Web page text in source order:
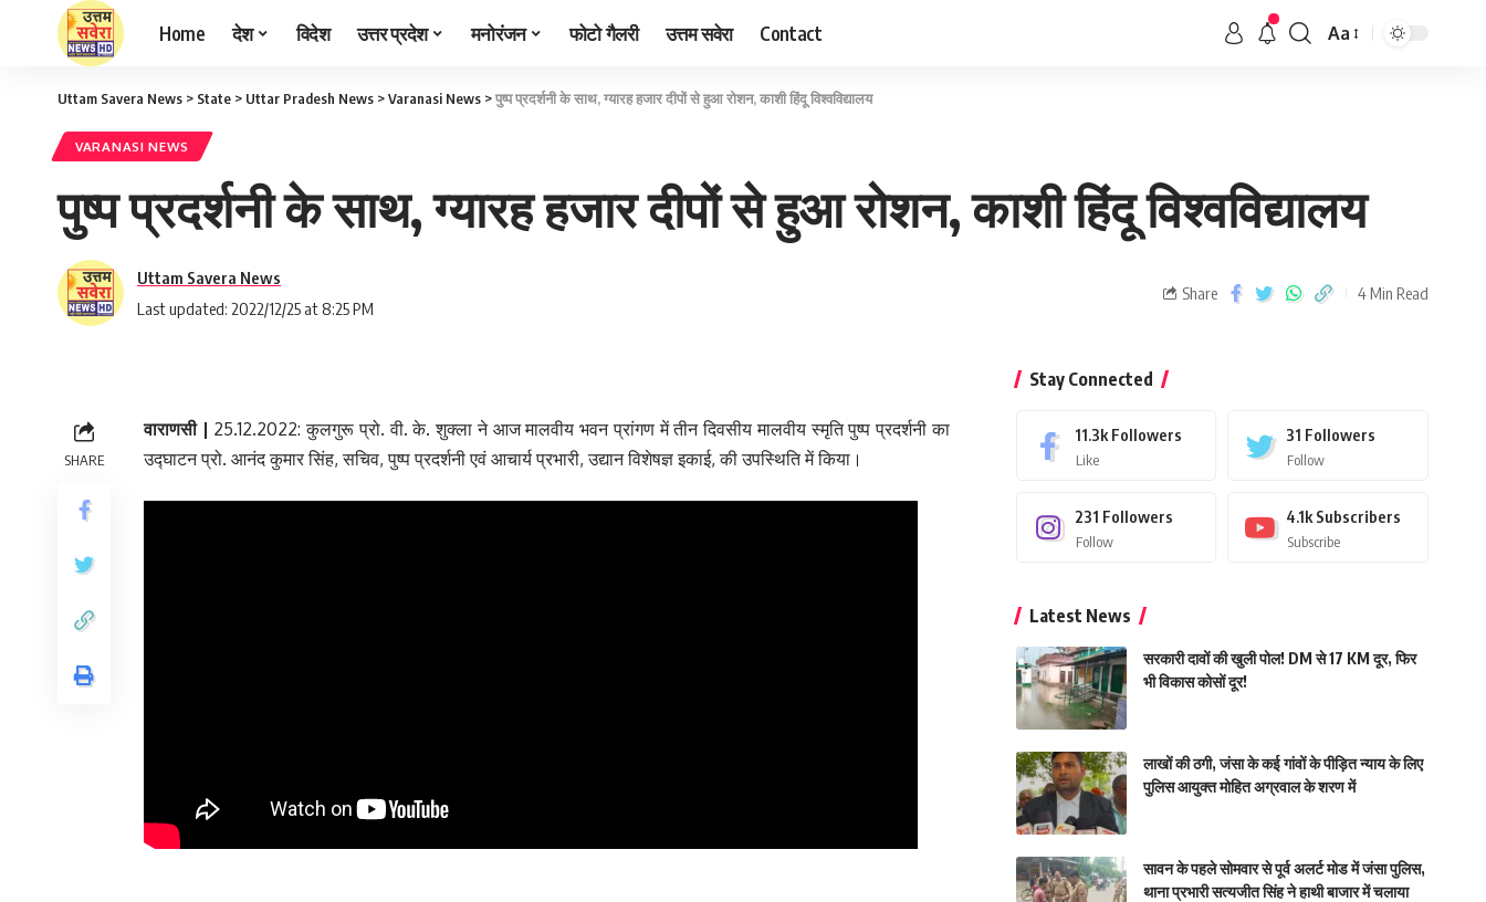
Home देश विदेश उत्तर प्रदेश मनोरंजन फोटो गैलरी उत्तम सवेरा Contact Aa
Uttam Savera News > State > Uttar Pradesh News >Varanasi News >पुष्प प्रदर्शनी के साथ, ग्यारह हजार दीपों से हुआ रोशन, काशी हिंदू विश्वविद्यालय
VARANASI NEWS
पुष्प प्रदर्शनी के साथ, ग्यारह हजार दीपों से हुआ रोशन, काशी हिंदू विश्वविद्यालय
Last updated: 2022/12/25 at 8:25 PM
Uttam Savera News
Share 4 Min Read
SHARE
वाराणसी | 25.12.2022: कुलगुरू प्रो. वी. के. शुक्ला ने आज मालवीय भवन प्रांगण में तीन दिवसीय मालवीय स्मृति पुष्प प्रदर्शनी का
उद्घाटन प्रो. आनंद कुमार सिंह, सचिव, पुष्प प्रदर्शनी एवं आचार्य प्रभारी, उद्यान विशेषज्ञ इकाई, की उपस्थिति में किया।
Stay Connected
11.3k Followers
Like
31 Followers
Follow
231 Followers
Follow
4.1k Subscribers
Subscribe
Latest News
सरकारी दावों की खुली पोल! DM से 17 KM दूर, फिर
भी विकास कोसों दूर!
लाखों की ठगी, जंसा के कई गांवों के पीड़ित न्याय के लिए
पुलिस आयुक्त मोहित अग्रवाल के शरण में
सावन के पहले सोमवार से पूर्व अलर्ट मोड में जंसा पुलिस,
थाना प्रभारी सत्यजीत सिंह ने हाथी बाजार में चलाया